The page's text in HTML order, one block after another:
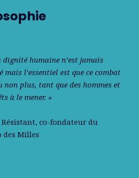
humaine n’est jamais
mais l’essentiel est que ce combat
non plus, tant que des hommes et
à le mener. »
Résistant, co-fondateur du
des Milles